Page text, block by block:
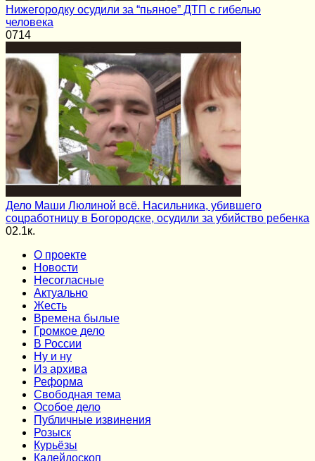
Нижегородку осудили за “пьяное” ДТП с гибелью
человека
0714
Дело Маши Люлиной всё. Насильника, убившего
соцработницу в Богородске, осудили за убийство ребенка
02.1к.
О проекте
Новости
Несогласные
Актуально
Жесть
Времена былые
Громкое дело
В России
Ну и ну
Из архива
Реформа
Cвободная тема
Особое дело
Публичные извинения
Розыск
Курьёзы
Калейдоскоп